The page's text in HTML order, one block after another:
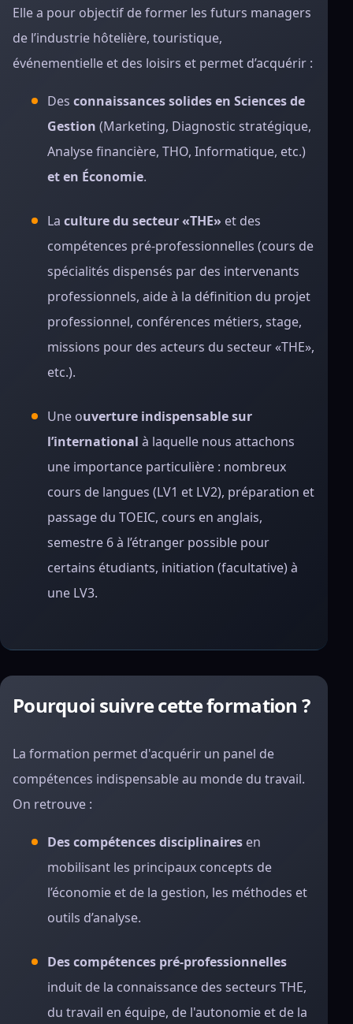
Elle a pour objectif de former les futurs managers
de l’industrie hôtelière, touristique,
événementielle et des loisirs et permet d’acquérir :
Des connaissances solides en Sciences de
Gestion (Marketing, Diagnostic stratégique,
Analyse financière, THO, Informatique, etc.)
et en Économie.
La culture du secteur «THE» et des
compétences pré-professionnelles (cours de
spécialités dispensés par des intervenants
professionnels, aide à la définition du projet
professionnel, conférences métiers, stage,
missions pour des acteurs du secteur «THE»,
etc.).
Une ouverture indispensable sur
l’international à laquelle nous attachons
une importance particulière : nombreux
cours de langues (LV1 et LV2), préparation et
passage du TOEIC, cours en anglais,
semestre 6 à l’étranger possible pour
certains étudiants, initiation (facultative) à
une LV3.
Pourquoi suivre cette formation ?
La formation permet d'acquérir un panel de
compétences indispensable au monde du travail.
On retrouve :
Des compétences disciplinaires en
mobilisant les principaux concepts de
l’économie et de la gestion, les méthodes et
outils d’analyse.
Des compétences pré-professionnelles
induit de la connaissance des secteurs THE,
du travail en équipe, de l'autonomie et de la